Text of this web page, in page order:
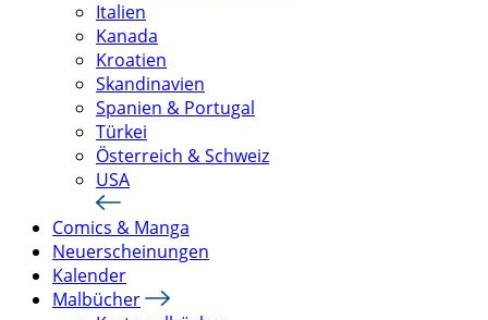
Italien
Kanada
Kroatien
Skandinavien
Spanien & Portugal
Türkei
Österreich & Schweiz
USA
Comics & Manga
Neuerscheinungen
Kalender
Malbücher